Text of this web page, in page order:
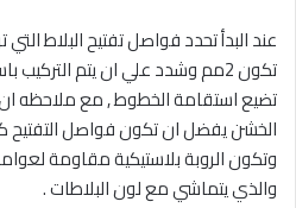
عند البدأ تحدد فواصل تفتيح البلاط
تكون 2مم وشدد علي ان يتم
تضيع استقامة الخطوط , مع ملاحظه
وتكون الروبة بلاستيكية مقاومة
والذي يتماشي مع لون البلاطات .